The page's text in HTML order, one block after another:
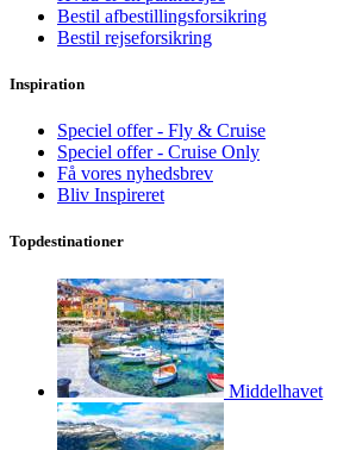
Bestil afbestillingsforsikring
Bestil rejseforsikring
Inspiration
Speciel offer - Fly & Cruise
Speciel offer - Cruise Only
Få vores nyhedsbrev
Bliv Inspireret
Topdestinationer
Middelhavet